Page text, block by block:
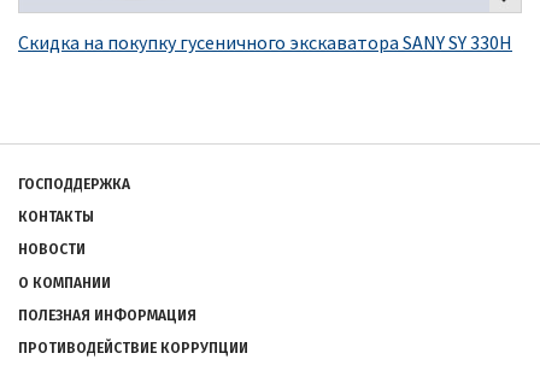
Скидка на покупку гусеничного экскаватора SANY SY 330H
Подвал
ГОСПОДДЕРЖКА
КОНТАКТЫ
НОВОСТИ
О КОМПАНИИ
ПОЛЕЗНАЯ ИНФОРМАЦИЯ
ПРОТИВОДЕЙСТВИЕ КОРРУПЦИИ